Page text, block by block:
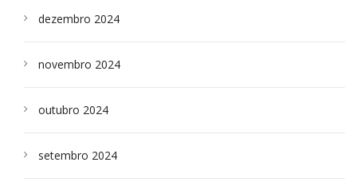
dezembro 2024
novembro 2024
outubro 2024
setembro 2024